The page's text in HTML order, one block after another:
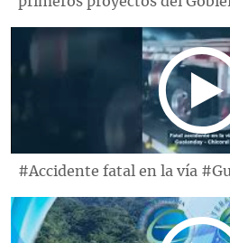
#Accidente fatal en la vía